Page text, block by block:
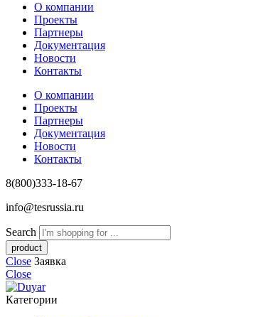
О компании
Проекты
Партнеры
Документация
Новости
Контакты
О компании
Проекты
Партнеры
Документация
Новости
Контакты
8(800)333-18-67
info@tesrussia.ru
Search
Close Заявка
Close
Категории